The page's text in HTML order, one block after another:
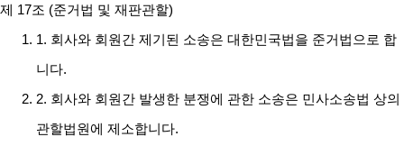
제 17조 (준거법 및 재판관할)
1. 회사와 회원간 제기된 소송은 대한민국법을 준거법으로 합
니다.
2. 회사와 회원간 발생한 분쟁에 관한 소송은 민사소송법 상의
관할법원에 제소합니다.